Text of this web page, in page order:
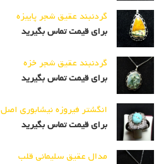
گردنبند عقیق شجر پاییزه
برای قیمت تماس بگیرید
گردنبند عقیق شجر خزه
برای قیمت تماس بگیرید
انگشتر فیروزه نیشابوری اصل
برای قیمت تماس بگیرید
مدال عقیق سلیمانی قلب